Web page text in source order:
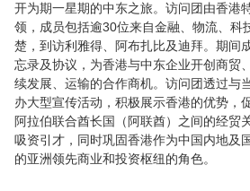
开为期一星期的中东之旅。访问团由香港
领，成员包括逾30位来自金融、物流、科
楚，到访利雅得、阿布扎比及迪拜。期间
忘录及协议，为香港与中东企业开创商贸
续发展、运输的合作商机。访问团透过与
办大型宣传活动，积极展示香港的优势，
阿拉伯联合酋长国（阿联酋）之间的经贸
吸资引才，同时巩固香港作为中国内地及
的亚洲领先商业和投资枢纽的角色。